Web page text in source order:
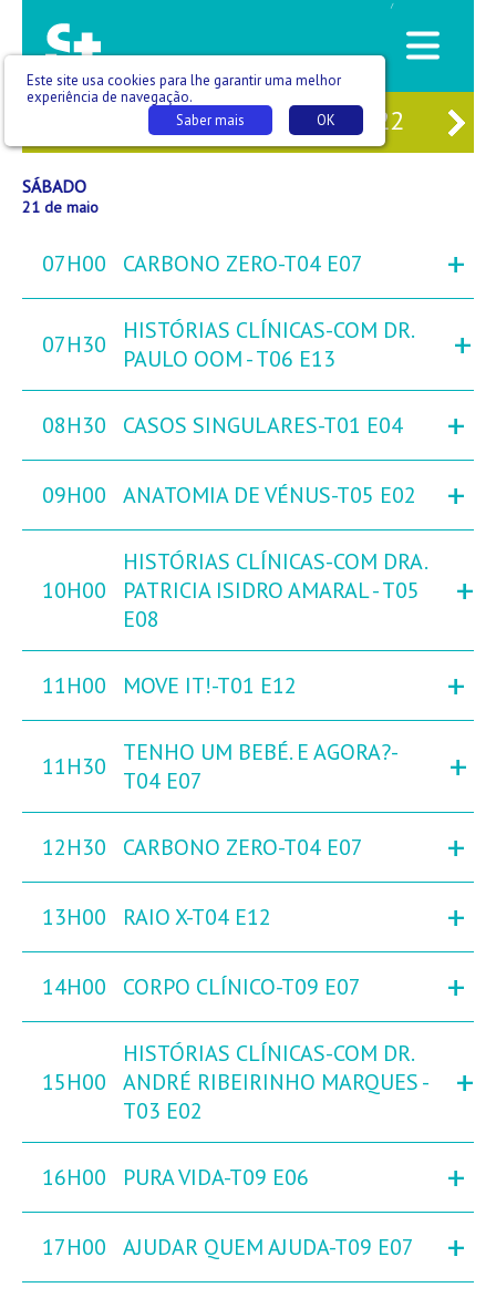
/
SÁB 21 DOM 22 SEG
SÁBADO
21 de maio
07H00 CARBONO ZERO-T04 E07 +
07H30
HISTÓRIAS CLÍNICAS-COM DR.
PAULO OOM - T06 E13
+
08H30 CASOS SINGULARES-T01 E04 +
09H00 ANATOMIA DE VÉNUS-T05 E02 +
10H00
HISTÓRIAS CLÍNICAS-COM DRA.
PATRICIA ISIDRO AMARAL - T05
E08
+
11H00 MOVE IT!-T01 E12 +
11H30
TENHO UM BEBÉ. E AGORA?-
T04 E07
+
12H30 CARBONO ZERO-T04 E07 +
13H00 RAIO X-T04 E12 +
14H00 CORPO CLÍNICO-T09 E07 +
15H00
HISTÓRIAS CLÍNICAS-COM DR.
ANDRÉ RIBEIRINHO MARQUES -
T03 E02
+
16H00 PURA VIDA-T09 E06 +
17H00 AJUDAR QUEM AJUDA-T09 E07 +
Este site usa cookies para lhe garantir uma melhor
experiência de navegação.
OK
Saber mais